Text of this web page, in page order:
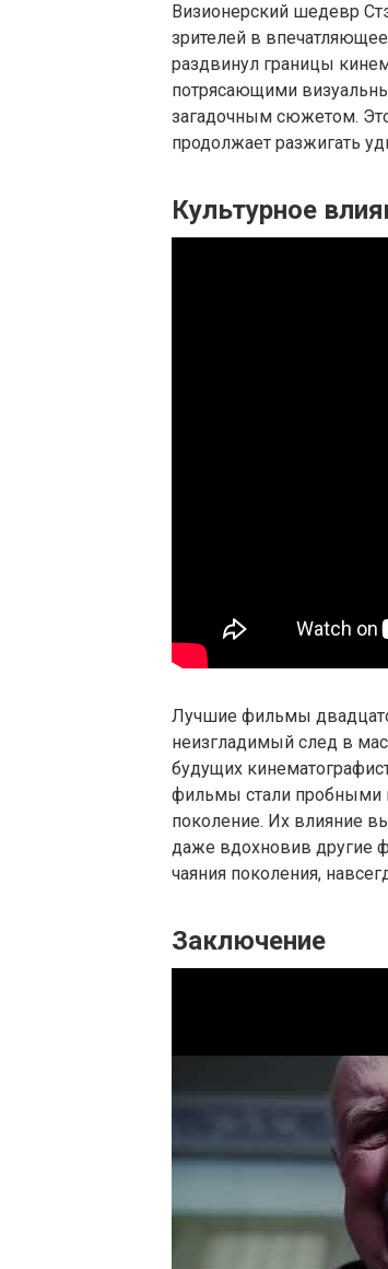
Визионерский шедевр
зрителей в
раздвинул границы
потрясающими
загадочным сюжетом.
продолжает разжигать
Культурное
Лучшие фильмы
неизгладимый след в
будущих
фильмы стали пробными
поколение. Их влияние
даже вдохновив другие
чаяния поколения,
Заключение